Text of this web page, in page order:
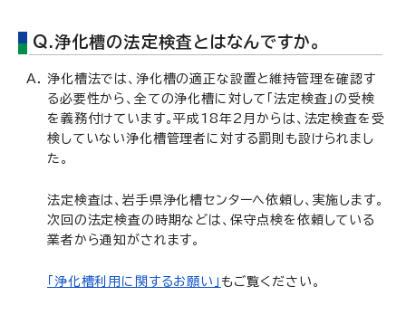
Q.浄化槽の法定検査とはなんですか。
浄化槽法では、浄化槽の適正な設置と維持管理を確認す
る必要性から、全ての浄化槽に対して「法定検査」の受検
を義務付けています。平成18年2月からは、法定検査を受
検していない浄化槽管理者に対する罰則も設けられまし
た。
法定検査は、岩手県浄化槽センターへ依頼し、実施します。
次回の法定検査の時期などは、保守点検を依頼している
業者から通知がされます。
「浄化槽利用に関するお願い」 もご覧ください。